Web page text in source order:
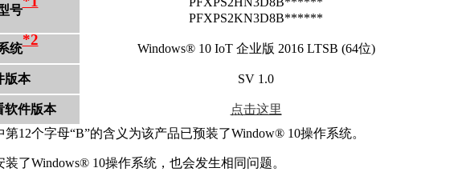
号
PFXPS2KN3D8B******
统
*2
Windows® 10 IoT 企业版 2016 LTSB (64位)
版本 SV 1.0
软件版本
点击这里
第12个字母“B”的含义为该产品已预装了Window® 10操作系统。
了Windows® 10操作系统，也会发生相同问题。